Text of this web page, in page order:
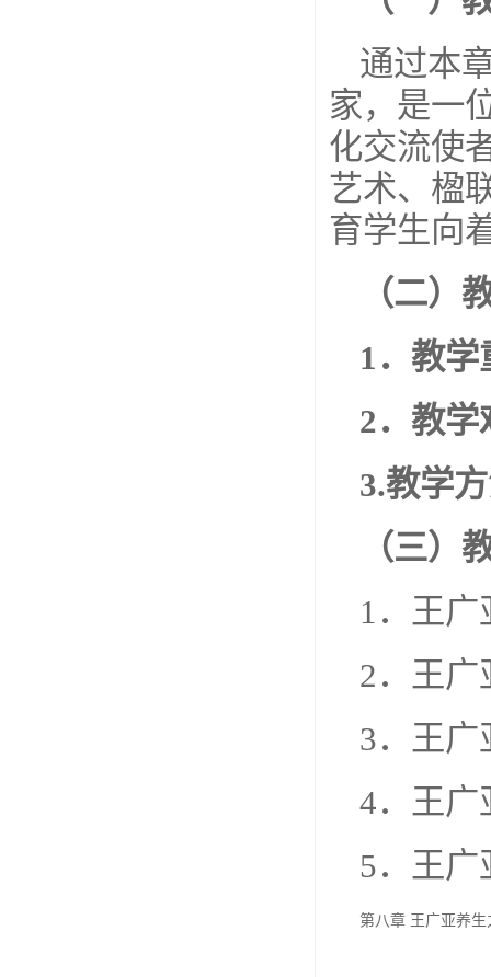
通过本
家，是一
化交流使
艺术、楹
育学生向
（二）
1 ．教学
2．教学
3.教学
（三）
1．王广
2．王广
3．王广
4．王广
5．王广
第八章 王广亚养生